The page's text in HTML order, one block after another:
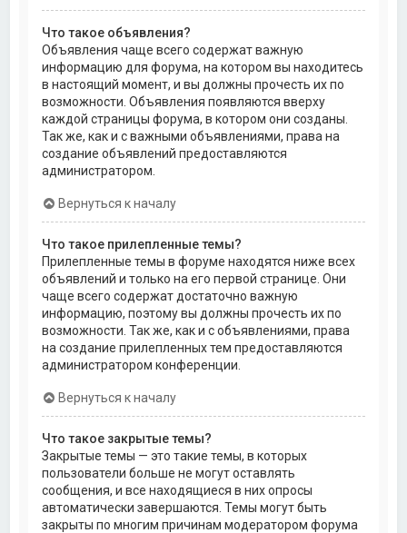
Что такое объявления?
Объявления чаще всего содержат важную
информацию для форума, на котором вы находитесь
в настоящий момент, и вы должны прочесть их по
возможности. Объявления появляются вверху
каждой страницы форума, в котором они созданы.
Так же, как и с важными объявлениями, права на
создание объявлений предоставляются
администратором.
Вернуться к началу
Что такое прилепленные темы?
Прилепленные темы в форуме находятся ниже всех
объявлений и только на его первой странице. Они
чаще всего содержат достаточно важную
информацию, поэтому вы должны прочесть их по
возможности. Так же, как и с объявлениями, права
на создание прилепленных тем предоставляются
администратором конференции.
Вернуться к началу
Что такое закрытые темы?
Закрытые темы — это такие темы, в которых
пользователи больше не могут оставлять
сообщения, и все находящиеся в них опросы
автоматически завершаются. Темы могут быть
закрыты по многим причинам модератором форума